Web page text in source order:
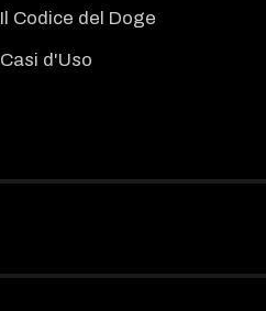
Il Codice del Doge
Casi d'Uso